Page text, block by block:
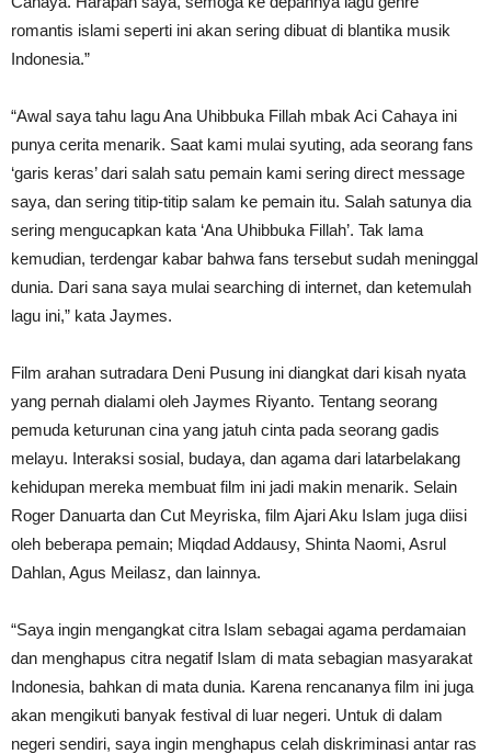
romantis islami seperti ini akan sering dibuat di blantika musik
Indonesia.”
“Awal saya tahu lagu Ana Uhibbuka Fillah mbak Aci Cahaya ini
punya cerita menarik. Saat kami mulai syuting, ada seorang fans
‘garis keras’ dari salah satu pemain kami sering direct message
saya, dan sering titip-titip salam ke pemain itu. Salah satunya dia
sering mengucapkan kata ‘Ana Uhibbuka Fillah’. Tak lama
kemudian, terdengar kabar bahwa fans tersebut sudah meninggal
dunia. Dari sana saya mulai searching di internet, dan ketemulah
lagu ini,” kata Jaymes.
Film arahan sutradara Deni Pusung ini diangkat dari kisah nyata
yang pernah dialami oleh Jaymes Riyanto. Tentang seorang
pemuda keturunan cina yang jatuh cinta pada seorang gadis
melayu. Interaksi sosial, budaya, dan agama dari latarbelakang
kehidupan mereka membuat film ini jadi makin menarik. Selain
Roger Danuarta dan Cut Meyriska, film Ajari Aku Islam juga diisi
oleh beberapa pemain; Miqdad Addausy, Shinta Naomi, Asrul
Dahlan, Agus Meilasz, dan lainnya.
“Saya ingin mengangkat citra Islam sebagai agama perdamaian
dan menghapus citra negatif Islam di mata sebagian masyarakat
Indonesia, bahkan di mata dunia. Karena rencananya film ini juga
akan mengikuti banyak festival di luar negeri. Untuk di dalam
negeri sendiri, saya ingin menghapus celah diskriminasi antar ras